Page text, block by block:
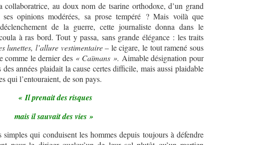
au doux nom de tsarine orthodoxe, d’un grand
opinions modérées, sa prose tempéré ? Mais voilà que
de la guerre, cette journaliste donna dans le
à ras bord. Tout y passa, sans grande élégance : les traits
lunettes, l’allure vestimentaire– le cigare, le tout ramené sous
comme le dernier des « Caïmans ». Aimable désignation pour
années plaidait la cause certes difficile, mais aussi plaidable
qui l’entouraient, de son pays.
« Il prenait des risques
mais il sauvait des vies »
qui conduisent les hommes depuis toujours à défendre